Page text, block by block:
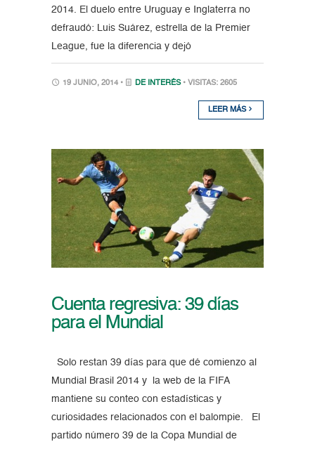
2014. El duelo entre Uruguay e Inglaterra no
defraudó: Luis Suárez, estrella de la Premier
League, fue la diferencia y dejó
19 JUNIO, 2014 • DE INTERÉS • VISITAS: 2605
LEER MÁS
Cuenta regresiva: 39 días
para el Mundial
Solo restan 39 días para que dé comienzo al
Mundial Brasil 2014 y la web de la FIFA
mantiene su conteo con estadísticas y
curiosidades relacionados con el balompie. El
partido número 39 de la Copa Mundial de